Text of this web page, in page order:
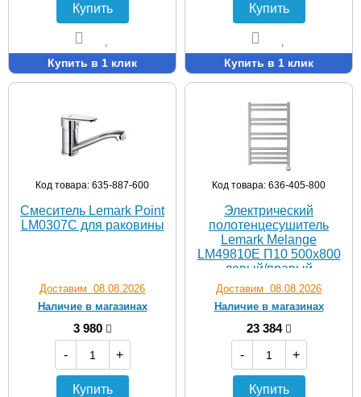
Купить
Купить в 1 клик
Купить
Купить в 1 клик
Код товара: 635-887-600
Смеситель Lemark Point
LM0307C для раковины
Доставим 08.08.2026
Наличие в магазинах
3 980
-
+
Купить
Код товара: 636-405-800
Электрический
полотенцесушитель
Lemark Melange
LM49810E П10 500x800
левый/правый
Доставим 08.08.2026
Наличие в магазинах
23 384
-
+
Купить